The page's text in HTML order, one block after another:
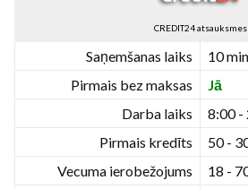
CREDIT24 atsauksmes
Saņemšanas laiks
10 min
Pirmais bez maksas
Jā
Darba laiks
8:00 -
Pirmais kredīts
50 -
Vecuma ierobežojums
18 -